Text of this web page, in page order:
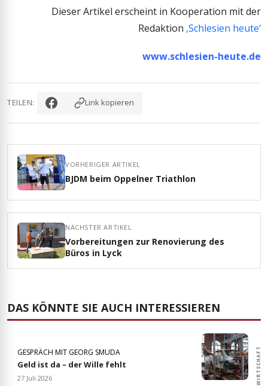
Dieser Artikel erscheint in Kooperation mit der
Redaktion ‚Schlesien heute‘
www.schlesien-heute.de
TEILEN: Link kopieren
VORHERIGER ARTIKEL
BJDM beim Oppelner Triathlon
NÄCHSTER ARTIKEL
Vorbereitungen zur Renovierung des
Büros in Lyck
DAS KÖNNTE SIE AUCH INTERESSIEREN
GESPRÄCH MIT GEORG SMUDA
Geld ist da – der Wille fehlt
27 Juli 2026 WIRTSCHAFT